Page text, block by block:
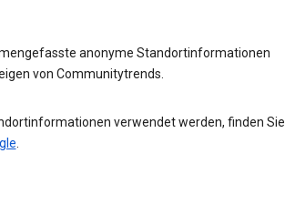
anonyme Standortinformationen
von Communitytrends.
verwendet werden, finden Sie